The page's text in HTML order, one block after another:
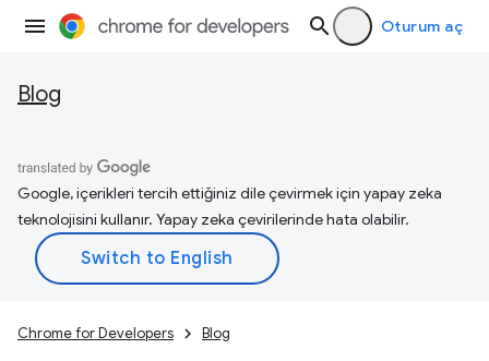
Oturum aç
Blog
Google, içerikleri tercih ettiğiniz dile çevirmek için yapay zeka
teknolojisini kullanır. Yapay zeka çevirilerinde hata olabilir.
Chrome for Developers Blog